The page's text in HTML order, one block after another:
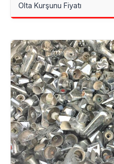
Olta Kurşunu Fiyatı